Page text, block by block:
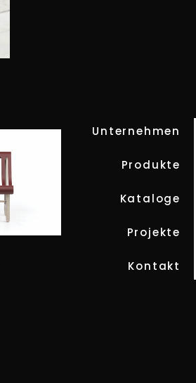
Unternehmen
Produkte
Kataloge
Projekte
Kontakt